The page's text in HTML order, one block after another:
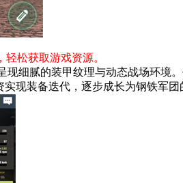
松获取游戏资源。
现细腻的装甲纹理与动态战场环境
现装备迭代，逐步成长为钢铁军团